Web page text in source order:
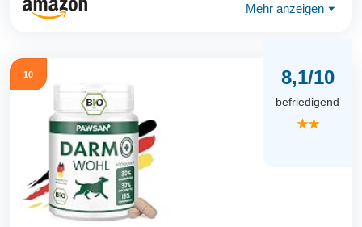
Mehr anzeigen ⏷
10 8,1/10
befriedigend
★★